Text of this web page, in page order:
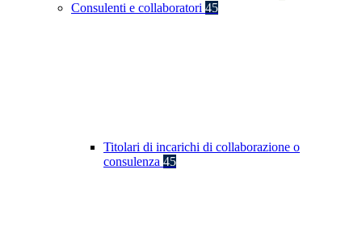
Consulenti e collaboratori 45
Titolari di incarichi di collaborazione o
consulenza 45